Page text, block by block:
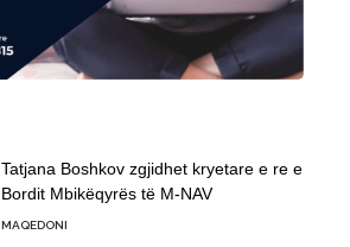
Tatjana Boshkov zgjidhet kryetare e re e
Bordit Mbikëqyrës të M-NAV
MAQEDONI